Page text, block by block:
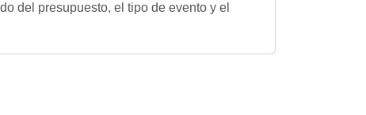
del presupuesto, el tipo de evento y el